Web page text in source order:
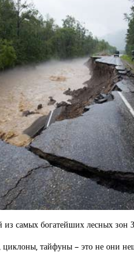
из самых богатейших лесных зон
тайфуны – это не они